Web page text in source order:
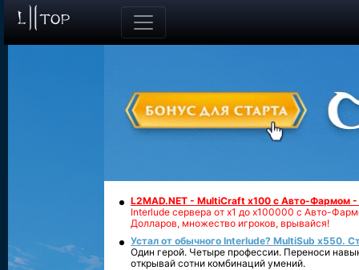
L2MAD.NET - MultiCraft x100 с Авто-Фармом
Interlude сервера от х1 до х100000 с Авто-
Долларов, множество игроков, врывайся!
Устал от обычного Interlude? MultiSub x550.
Один герой. Четыре профессии. Переноси
открывай сотни комбинаций умений.